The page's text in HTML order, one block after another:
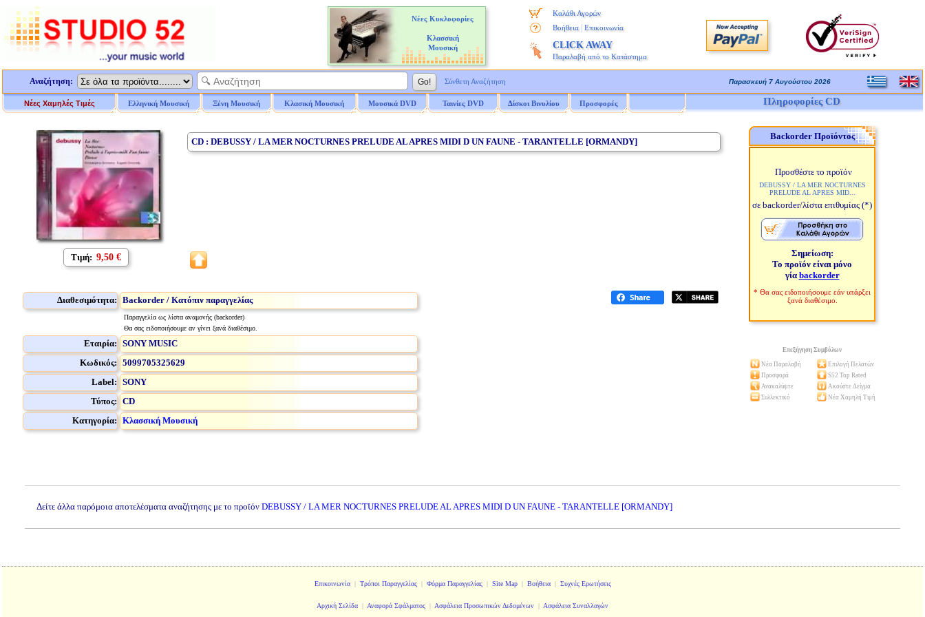
Νέες Κυκλοφορίες
Κλασσική
Μουσική
Καλάθι Αγορών
Βοήθεια
Επικοινωνία
CLICK AWAY
Παραλαβή από το Κατάστημα
Αναζήτηση: Σύνθετη Αναζήτηση Παρασκευή 7 Αυγούστου 2026
Νέες Χαμηλές Τιμές Ελληνική Μουσική Ξένη Μουσική Κλασική Μουσική Μουσικά DVD Ταινίες DVD Δίσκοι Βινυλίου Προσφορές Πληροφορίες CD
Τιμή: 9,50 €
CD : DEBUSSY / LA MER NOCTURNES PRELUDE AL APRES MIDI D UN FAUNE - TARANTELLE [ORMANDY]
Διαθεσιμότητα: Backorder / Κατόπιν παραγγελίας
Παραγγελία ως λίστα αναμονής (backorder)
Θα σας ειδοποιήσουμε αν γίνει ξανά διαθέσιμο.
Εταιρία: SONY MUSIC
Κωδικός: 5099705325629
Label: SONY
Τύπος: CD
Κατηγορία: Κλασσική Μουσική
Backorder Προϊόντος
Προσθέστε το προϊόν
DEBUSSY / LA MER NOCTURNES
PRELUDE AL APRES MID...
σε backorder/λίστα επιθυμίας (*)
Σημείωση:
Το προϊόν είναι μόνο
γία backorder
* Θα σας ειδοποιήσουμε εάν υπάρξει
ξανά διαθέσιμο.
Επεξήγηση Συμβόλων
Νέα Παραλαβή
Επιλογή Πελατών
Προσφορά
S52 Top Rated
Ανακαλύψτε
Ακούστε Δείγμα
Συλλεκτικό
Νέα Χαμηλή Τιμή
Δείτε άλλα παρόμοια αποτελέσματα αναζήτησης με το προϊόν DEBUSSY / LA MER NOCTURNES PRELUDE AL APRES MIDI D UN FAUNE - TARANTELLE [ORMANDY]
Επικοινωνία| Τρόποι Παραγγελίας| Φόρμα Παραγγελίας| Site Map| Βοήθεια| Συχνές Ερωτήσεις
Αρχική Σελίδα | Αναφορά Σφάλματος | Ασφάλεια Προσωπικών Δεδομένων | Ασφάλεια Συναλλαγών